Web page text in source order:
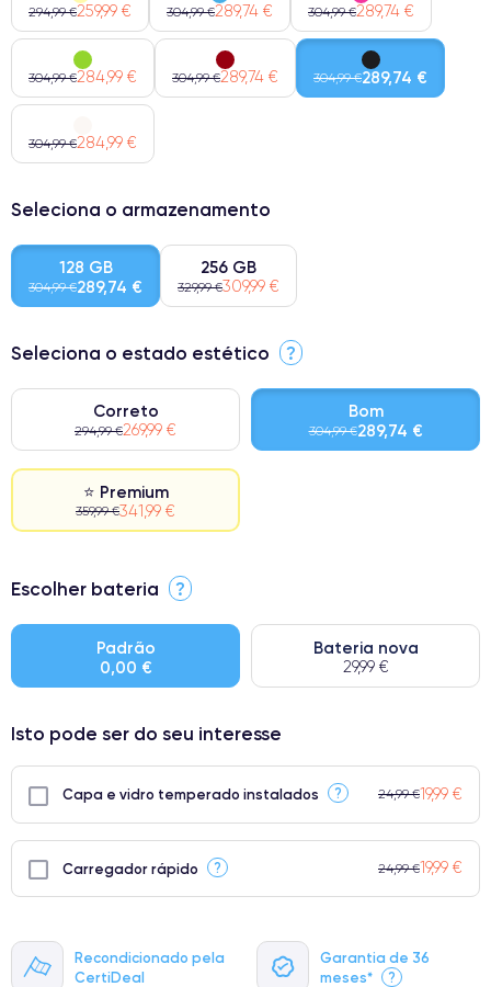
Recondicionado pela
CertiDeal
Garantia de 36
meses*
?
294,99 €259,99 € 304,99 €289,74 € 304,99 €289,74 €
304,99 €284,99 € 304,99 €289,74 € 304,99 €289,74 €
304,99 €284,99 €
Seleciona o armazenamento
128 GB
304,99 €289,74 €
256 GB
329,99 €309,99 €
Seleciona o estado estético ?
Correto
294,99 €269,99 €
Bom
304,99 €289,74 €
⭐ Premium
359,99 €341,99 €
⭐ Premium
● Bateria: Adequada para uso intensivo.
● Apenas 5% dos nossos telefones atingem a classificação
Escolher bateria ?
Padrão
0,00 €
Bateria nova
29,99 €
Isto pode ser do seu interesse
Capa e vidro temperado instalados ? 24,99 €19,99 €
Carregador rápido ? 24,99 €19,99 €